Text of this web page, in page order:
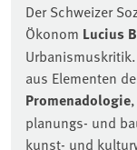
Der Schweizer
Ökonom Lucius
aus Elementen
Promenadologie
planungs- und
kunst- und